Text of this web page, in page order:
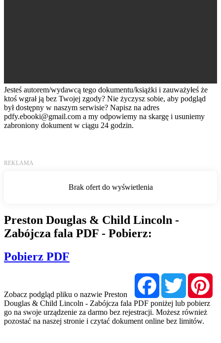
Jesteś autorem/wydawcą tego dokumentu/książki i zauważyłeś że
ktoś wgrał ją bez Twojej zgody? Nie życzysz sobie, aby podgląd
był dostępny w naszym serwisie? Napisz na adres
pdfy.ebooki@gmail.com a my odpowiemy na skargę i usuniemy
zabroniony dokument w ciągu 24 godzin.
Preston Douglas & Child Lincoln -
Zabójcza fala PDF - Pobierz:
Pobierz PDF
FacebookTwitter
Zobacz podgląd pliku o nazwie Preston
Douglas & Child Lincoln - Zabójcza fala PDF poniżej lub pobierz
go na swoje urządzenie za darmo bez rejestracji. Możesz również
pozostać na naszej stronie i czytać dokument online bez limitów.